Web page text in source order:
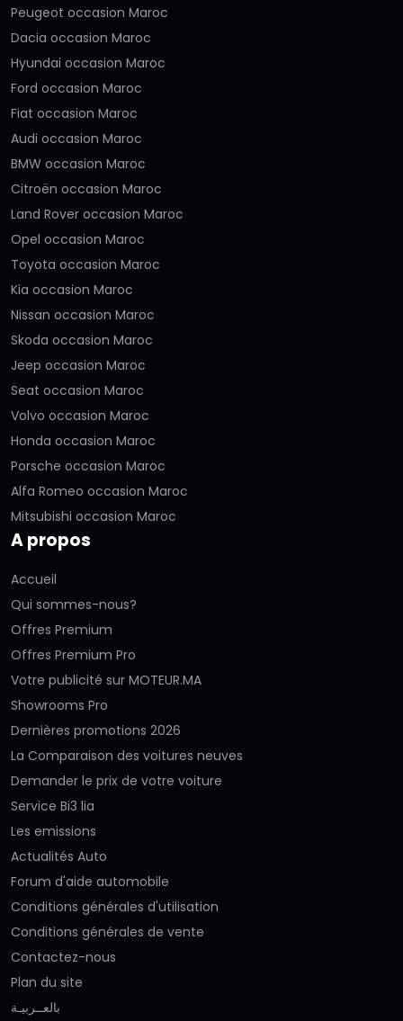
Peugeot occasion Maroc
Dacia occasion Maroc
Hyundai occasion Maroc
Ford occasion Maroc
Fiat occasion Maroc
Audi occasion Maroc
BMW occasion Maroc
Citroën occasion Maroc
Land Rover occasion Maroc
Opel occasion Maroc
Toyota occasion Maroc
Kia occasion Maroc
Nissan occasion Maroc
Skoda occasion Maroc
Jeep occasion Maroc
Seat occasion Maroc
Volvo occasion Maroc
Honda occasion Maroc
Porsche occasion Maroc
Alfa Romeo occasion Maroc
Mitsubishi occasion Maroc
A propos
Accueil
Qui sommes-nous?
Offres Premium
Offres Premium Pro
Votre publicité sur MOTEUR.MA
Showrooms Pro
Dernières promotions 2026
La Comparaison des voitures neuves
Demander le prix de votre voiture
Service Bi3 lia
Les emissions
Actualités Auto
Forum d'aide automobile
Conditions générales d'utilisation
Conditions générales de vente
Contactez-nous
Plan du site
بالعــربيـة